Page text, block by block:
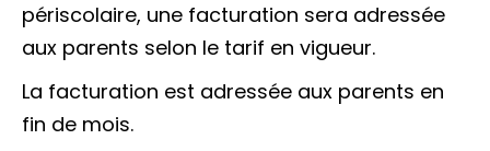
périscolaire, une facturation sera adressée
aux parents selon le tarif en vigueur.
La facturation est adressée aux parents en
fin de mois.